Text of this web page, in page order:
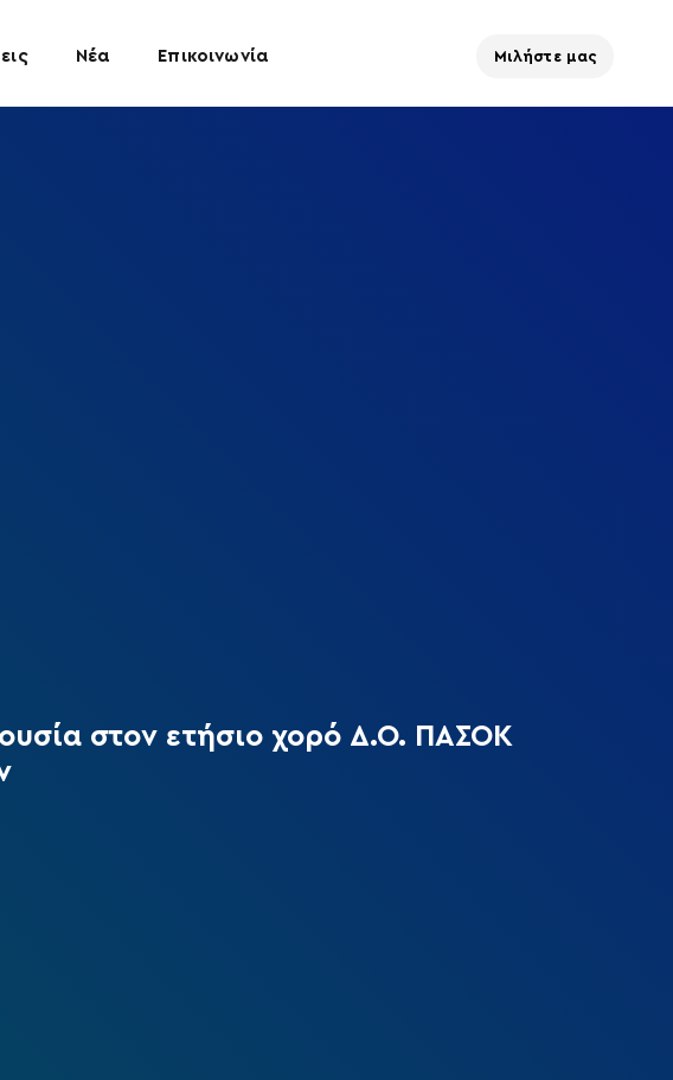
Νέα Επικοινωνία Μιλήστε μας
στον ετήσιο χορό Δ.Ο. ΠΑΣΟΚ